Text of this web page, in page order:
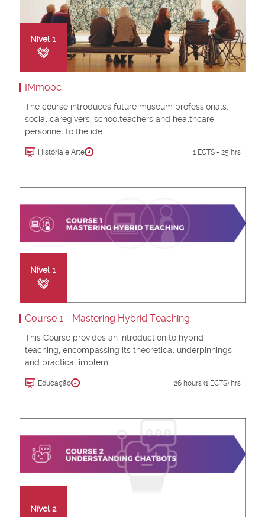
Nível1
IMmooc
The course introduces future museum professionals,
social caregivers, schoolteachers and healthcare
personnel to the ide...
História e Arte 1 ECTS - 25 hrs
Nível1
Course 1 - Mastering Hybrid Teaching
This Course provides an introduction to hybrid
teaching, encompassing its theoretical underpinnings
and practical implem...
Educação 26 hours (1 ECTS) hrs
Nível2